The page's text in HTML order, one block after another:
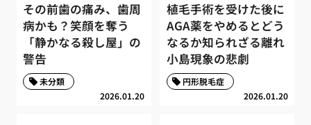
その前歯の痛み、歯周
病かも？笑顔を奪う
「静かなる殺し屋」の
警告
2026.01.20
未分類
植毛手術を受けた後に
AGA薬をやめるとどう
なるか知られざる離れ
小島現象の悲劇
2026.01.20
円形脱毛症